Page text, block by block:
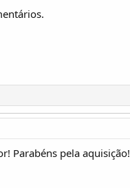
Parabéns pela aquisição!